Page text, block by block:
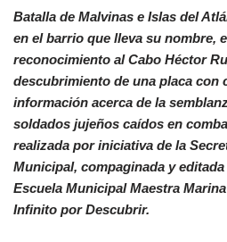
Batalla de Malvinas e Islas del
en el barrio que lleva su nombre,
reconocimiento al Cabo Héctor
descubrimiento de una placa con
información acerca de la
soldados jujeños caídos en
realizada por iniciativa de la
Municipal, compaginada y
Escuela Municipal Maestra
Infinito por Descubrir.